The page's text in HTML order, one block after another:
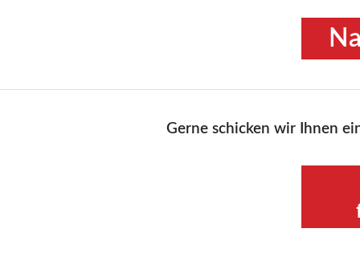
Gerne schicken wir Ihnen